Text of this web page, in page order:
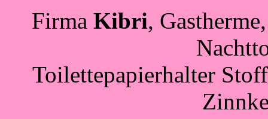
Firma Kibri,
Toilettepapierhalter